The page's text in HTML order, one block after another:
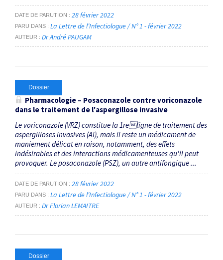
DATE DE PARUTION 28 février 2022
PARU DANS La Lettre de l’Infectiologue / N° 1 - février 2022
AUTEUR Dr André PAUGAM
Dossier
Pharmacologie – Posaconazole contre voriconazole
dans le traitement de l'aspergillose invasive
Le voriconazole (VRZ) constitue la 1religne de traitement des
aspergilloses invasives (AI), mais il reste un médicament de
maniement délicat en raison, notamment, des effets
indésirables et des interactions médicamenteuses qu'il peut
provoquer. Le posaconazole (PSZ), un autre antifongique ...
DATE DE PARUTION 28 février 2022
PARU DANS La Lettre de l’Infectiologue / N° 1 - février 2022
AUTEUR Dr Florian LEMAITRE
Dossier